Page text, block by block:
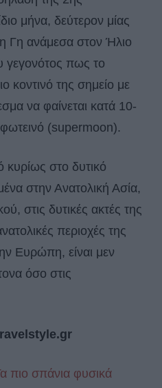
μήνα, δεύτερον μίας
Γη ανάμεσα στον Ήλιο
γεγονότος πως το
κοντινό της σημείο με
να φαίνεται κατά 10-
(supermoon).
κυρίως στο δυτικό
στην Ανατολική Ασία,
στις δυτικές ακτές της
περιοχές της
Ευρώπη, είναι μεν
όσο στις
πιο σπάνια φυσικά